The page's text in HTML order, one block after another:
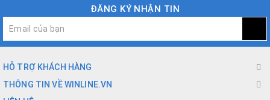
ĐĂNG KÝ NHẬN TIN
HỖ TRỢ KHÁCH HÀNG
THÔNG TIN VỀ WINLINE.VN